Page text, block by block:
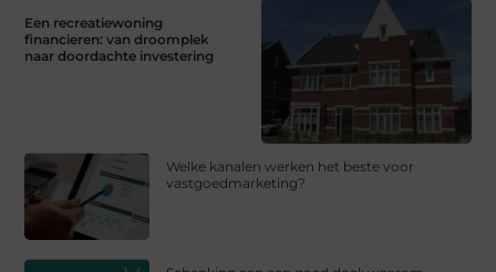
Een recreatiewoning
financieren: van droomplek
naar doordachte investering
Welke kanalen werken het beste voor
vastgoedmarketing?